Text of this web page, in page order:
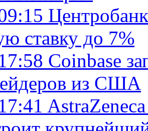
ставку до 7%
Coinbase
из США